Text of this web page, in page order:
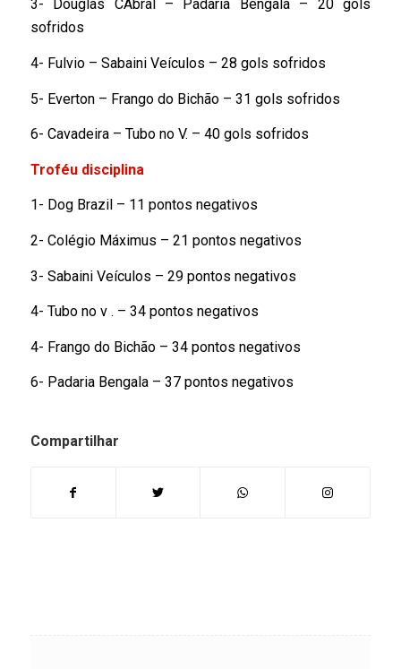
3- Douglas CAbral – Padaria Bengala – 20 gols
sofridos
4- Fulvio – Sabaini Veículos – 28 gols sofridos
5- Everton – Frango do Bichão – 31 gols sofridos
6- Cavadeira – Tubo no V. – 40 gols sofridos
Troféu disciplina
1- Dog Brazil – 11 pontos negativos
2- Colégio Máximus – 21 pontos negativos
3- Sabaini Veículos – 29 pontos negativos
4- Tubo no v . – 34 pontos negativos
4- Frango do Bichão – 34 pontos negativos
6- Padaria Bengala – 37 pontos negativos
Compartilhar